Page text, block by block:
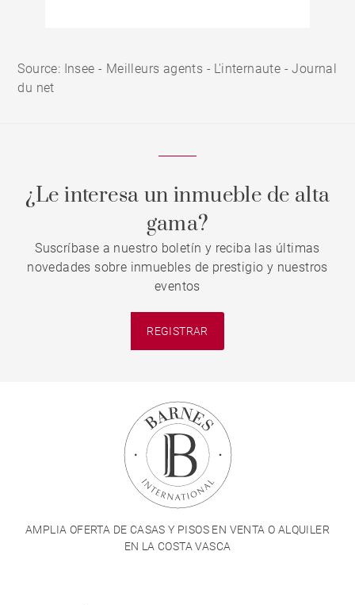
Source: Insee - Meilleurs agents - L'internaute - Journal
du net
¿Le interesa un inmueble de alta
gama?
Suscríbase a nuestro boletín y reciba las últimas
novedades sobre inmuebles de prestigio y nuestros
eventos
REGISTRAR
AMPLIA OFERTA DE CASAS Y PISOS EN VENTA O ALQUILER
EN LA COSTA VASCA